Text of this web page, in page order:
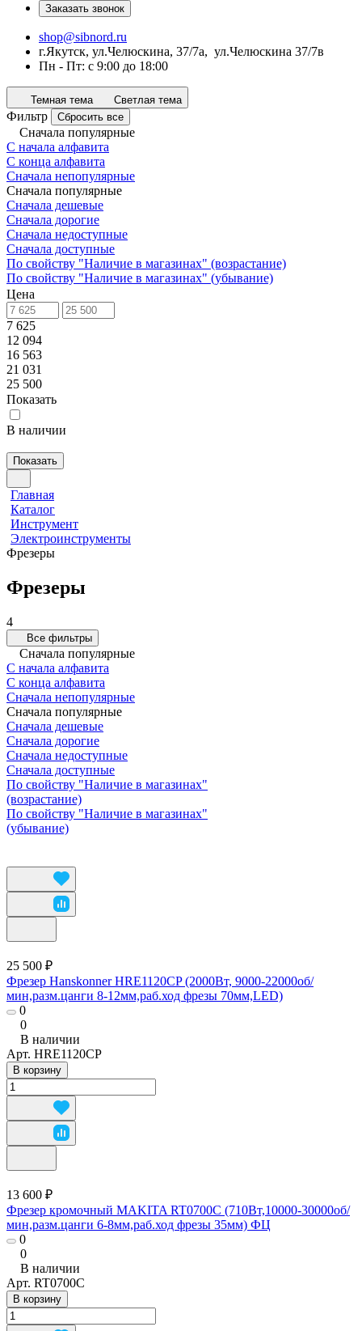
Заказать звонок
shop@sibnord.ru
​г.Якутск, ул.Челюскина, 37/7а, ул.Челюскина 37/7в
Пн - Пт: с 9:00 до 18:00
Темная тема Светлая тема
Фильтр Сбросить все
Сначала популярные
С начала алфавита
С конца алфавита
Сначала непопулярные
Сначала популярные
Сначала дешевые
Сначала дорогие
Сначала недоступные
Сначала доступные
По свойству "Наличие в магазинах" (возрастание)
По свойству "Наличие в магазинах" (убывание)
Цена
7 625
12 094
16 563
21 031
25 500
Показать
В наличии
Показать
Главная
Каталог
Инструмент
Электроинструменты
Фрезеры
Фрезеры
4
Все фильтры
Сначала популярные
С начала алфавита
С конца алфавита
Сначала непопулярные
Сначала популярные
Сначала дешевые
Сначала дорогие
Сначала недоступные
Сначала доступные
По свойству "Наличие в магазинах"
(возрастание)
По свойству "Наличие в магазинах"
(убывание)
25 500 ₽
Фрезер Hanskonner HRE1120CP (2000Вт, 9000-22000об/
мин,разм.цанги 8-12мм,раб.ход фрезы 70мм,LED)
0
0
В наличии
Арт. HRE1120CP
В корзину
13 600 ₽
Фрезер кромочный MAKITA RT0700C (710Вт,10000-30000об/
мин,разм.цанги 6-8мм,раб.ход фрезы 35мм) ФЦ
0
0
В наличии
Арт. RT0700C
В корзину